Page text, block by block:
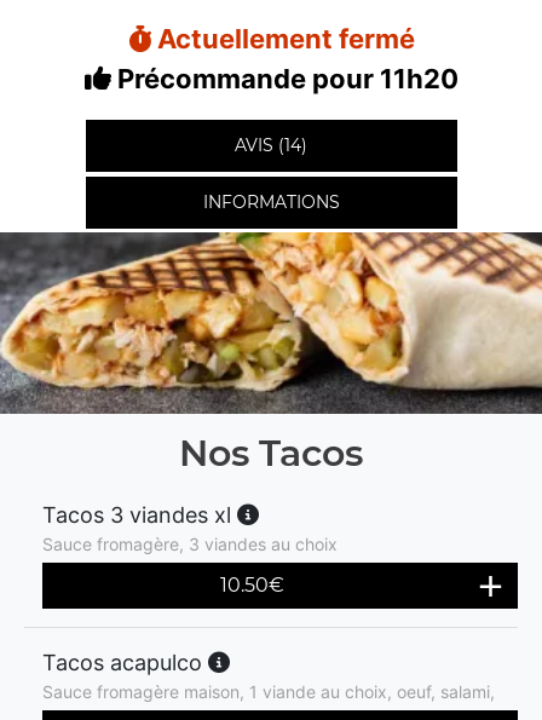
Actuellement fermé
Précommande pour 11h20
AVIS (14)
INFORMATIONS
Nos Tacos
Tacos 3 viandes xl
Sauce fromagère, 3 viandes au choix
10.50€
Tacos acapulco
Sauce fromagère maison, 1 viande au choix, oeuf, salami,